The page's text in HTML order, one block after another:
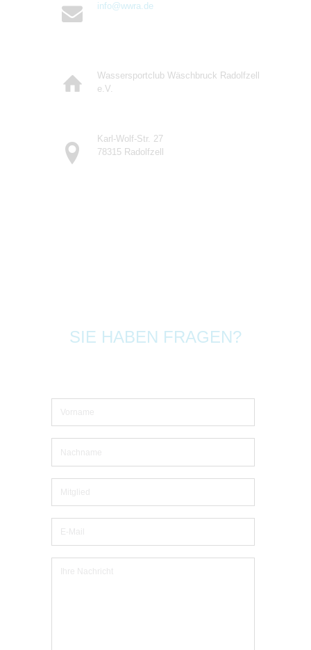
info@wwra.de
Wassersportclub Wäschbruck Radolfzell
e.V.
Karl-Wolf-Str. 27
78315 Radolfzell
SIE HABEN FRAGEN?